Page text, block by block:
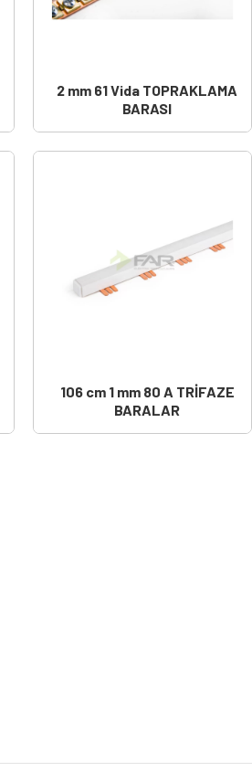
2 mm 61 Vida TOPRAKLAMA
BARASI
106 cm 1 mm 80 A TRİFAZE
BARALAR